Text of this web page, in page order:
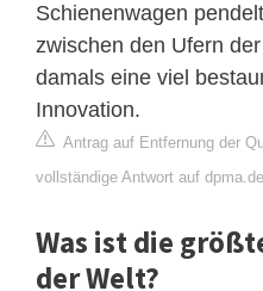
Schienenwagen
zwischen den Ufern
damals eine viel
Innovation.
Antrag auf Entfernung der
vollständige Antwort auf
Was ist die
der Welt?